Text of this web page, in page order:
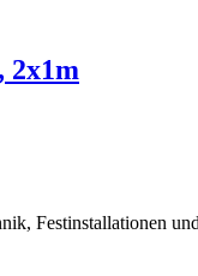
2x1m
Festinstallationen